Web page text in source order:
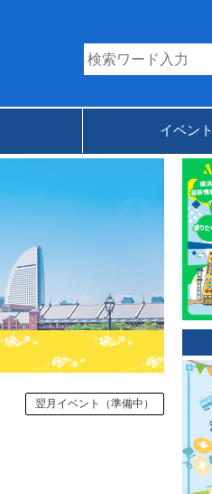
イベント
翌月イベント（準備中）